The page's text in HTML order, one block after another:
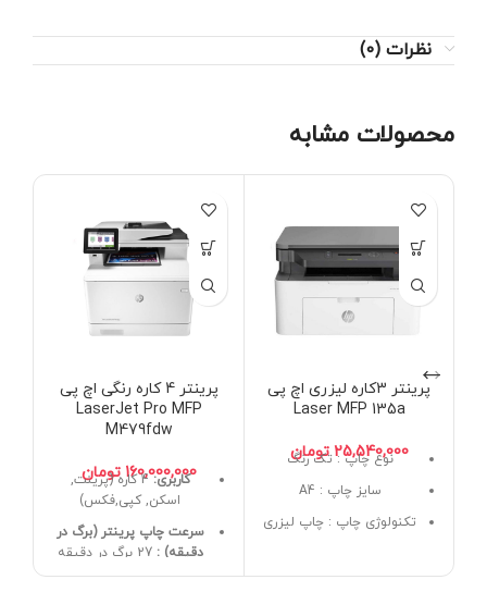
نظرات (0)
محصولات مشابه
پرینتر 3کاره لیزری اچ پی
Laser MFP 135a
تومان
نوع چاپ : تک رنگ
سایز چاپ : A4
تکنولوژی چاپ : چاپ لیزری
اسکن، کپی)
پرینتر 4 کاره رنگی اچ پی
LaserJet Pro MFP
M479fdw
تومان کاربری:
4 کاره (پرینت,
اسکن, کپی,فکس)
سرعت چاپ پرینتر (برگ در
دقیقه) : 27 برگ در دقیقه